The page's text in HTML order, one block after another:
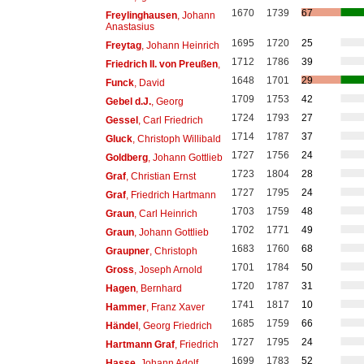
Freylinghausen, Johann
Anastasius
1670 1739 67
Freytag, Johann Heinrich 1695 1720
25
Friedrich II. von Preußen, 1712 1786
39
Funck, David 1648 1701
29
Gebel d.J., Georg 1709 1753
42
Gessel, Carl Friedrich 1724 1793
27
Gluck, Christoph Willibald 1714 1787
37
Goldberg, Johann Gottlieb 1727 1756
24
Graf, Christian Ernst 1723 1804
28
Graf, Friedrich Hartmann 1727 1795
24
Graun, Carl Heinrich 1703 1759
48
Graun, Johann Gottlieb 1702 1771
49
Graupner, Christoph 1683 1760
68
Gross , Joseph Arnold 1701 1784
50
Hagen, Bernhard 1720 1787
31
Hammer, Franz Xaver 1741 1817
10
Händel, Georg Friedrich 1685 1759
66
Hartmann Graf, Friedrich 1727 1795
24
1699 1783 52